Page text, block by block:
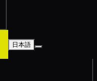
日本語